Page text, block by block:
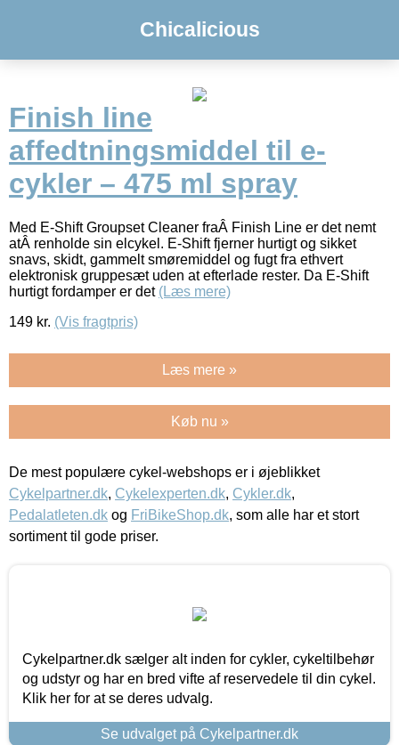
Chicalicious
Finish line
affedtningsmiddel til e-
cykler – 475 ml spray
Med E-Shift Groupset Cleaner fraÂ Finish Line er det nemt
atÂ renholde sin elcykel. E-Shift fjerner hurtigt og sikket
snavs, skidt, gammelt smøremiddel og fugt fra ethvert
elektronisk gruppesæt uden at efterlade rester. Da E-Shift
hurtigt fordamper er det (Læs mere)
149 kr. (Vis fragtpris)
Læs mere »
Køb nu »
De mest populære cykel-webshops er i øjeblikket
Cykelpartner.dk, Cykelexperten.dk, Cykler.dk,
Pedalatleten.dk og FriBikeShop.dk, som alle har et stort
sortiment til gode priser.
Cykelpartner.dk sælger alt inden for cykler, cykeltilbehør
og udstyr og har en bred vifte af reservedele til din cykel.
Klik her for at se deres udvalg.
Se udvalget på Cykelpartner.dk